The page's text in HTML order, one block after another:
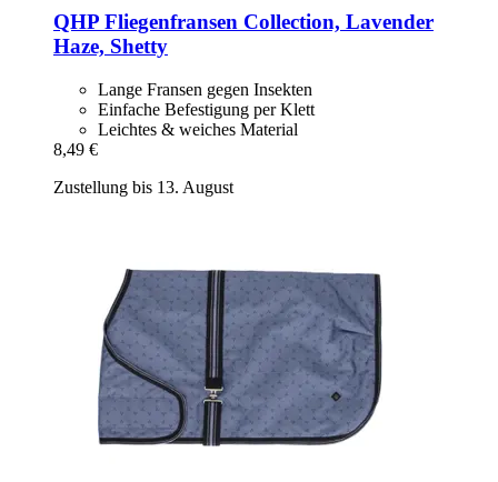
QHP Fliegenfransen Collection, Lavender
Haze, Shetty
Lange Fransen gegen Insekten
Einfache Befestigung per Klett
Leichtes & weiches Material
8,49 €
Zustellung bis 13. August